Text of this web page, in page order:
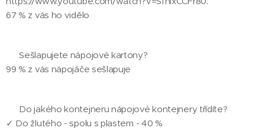
67 % z vás ho vidělo 😉
❓ Sešlapujete nápojové kartony?
99 % z vás nápojáče sešlapuje
❓ Do jakého kontejneru nápojové kontejnery třídíte?
✓ Do žlutého - spolu s plastem - 40 %